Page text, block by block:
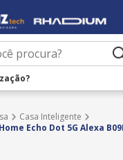
procura?
Casa Inteligente
Echo Dot 5G Alexa